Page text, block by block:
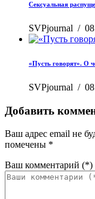
Сексуальная
SVPjournal /
«Пусть говорят». О
SVPjournal /
Добавить
Ваш адрес email не
помечены *
Ваш комментарий (*)